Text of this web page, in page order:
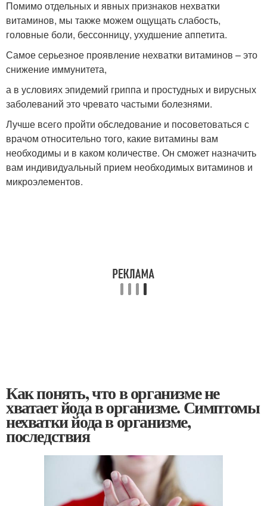
Помимо отдельных и явных признаков нехватки
витаминов, мы также можем ощущать слабость,
головные боли, бессонницу, ухудшение аппетита.
Самое серьезное проявление нехватки витаминов – это
снижение иммунитета,
а в условиях эпидемий гриппа и простудных и вирусных
заболеваний это чревато частыми болезнями.
Лучше всего пройти обследование и посоветоваться с
врачом относительно того, какие витамины вам
необходимы и в каком количестве. Он сможет назначить
вам индивидуальный прием необходимых витаминов и
микроэлементов.
Как понять, что в организме не
хватает йода в организме. Симптомы
нехватки йода в организме,
последствия